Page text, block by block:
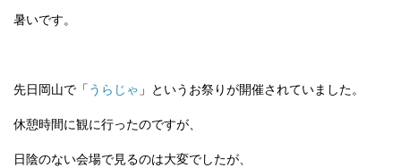
暑いです。
先日岡山で「 うらじゃ 」というお祭りが開催されていました。
休憩時間に観に行ったのですが、
日陰のない会場で見るのは大変でしたが、